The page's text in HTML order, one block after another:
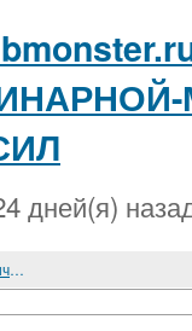
дней(я)
Почему "зеленая революция" обошла Тропическую Африку?